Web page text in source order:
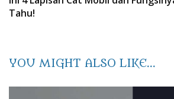
Tahu!
YOU MIGHT ALSO LIKE...